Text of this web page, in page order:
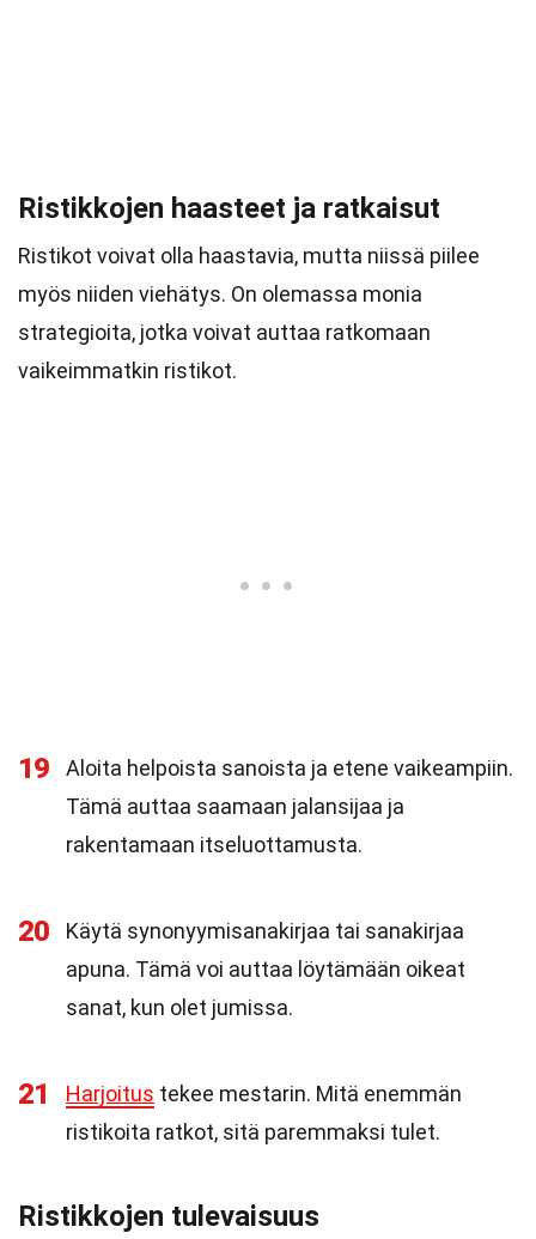
Ristikkojen haasteet ja ratkaisut
Ristikot voivat olla haastavia, mutta niissä piilee
myös niiden viehätys. On olemassa monia
strategioita, jotka voivat auttaa ratkomaan
vaikeimmatkin ristikot.
19
Aloita helpoista sanoista ja etene vaikeampiin.
Tämä auttaa saamaan jalansijaa ja
rakentamaan itseluottamusta.
20
Käytä synonyymisanakirjaa tai sanakirjaa
apuna. Tämä voi auttaa löytämään oikeat
sanat, kun olet jumissa.
21 Harjoitus tekee mestarin. Mitä enemmän
ristikoita ratkot, sitä paremmaksi tulet.
Ristikkojen tulevaisuus